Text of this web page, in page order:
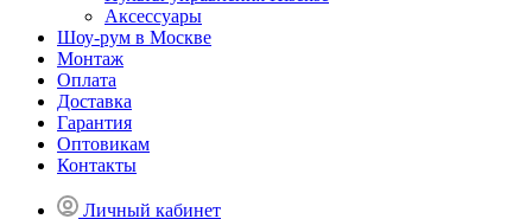
Аксессуары
Шоу-рум в Москве
Монтаж
Оплата
Доставка
Гарантия
Оптовикам
Контакты
Личный кабинет